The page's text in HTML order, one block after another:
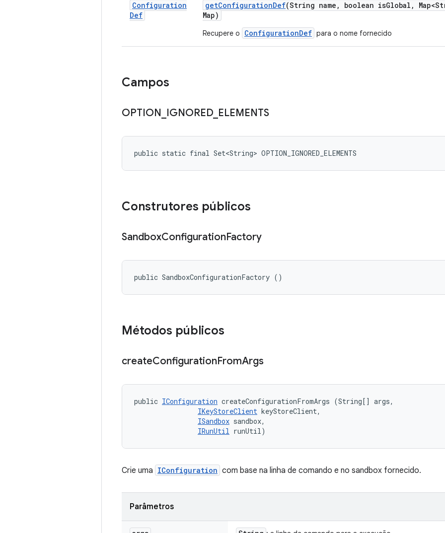
Configuration
Def
getConfigurationDef(String name , boolean isGlobal ,
Map)
Recupere o ConfigurationDef para o nome fornecido
Campos
OPTION IGNORED ELEMENTS
public static final Set<String> OPTION_IGNORED_ELEMENTS
Construtores públicos
SandboxConfigurationFactory
public SandboxConfigurationFactory ()
Métodos públicos
createConfigurationFromArgs
public IConfiguration createConfigurationFromArgs (String[] args,
IKeyStoreClient keyStoreClient,
ISandbox sandbox,
IRunUtil runUtil)
Crie uma IConfiguration com base na linha de comando e no sandbox fornecido.
Parâmetros